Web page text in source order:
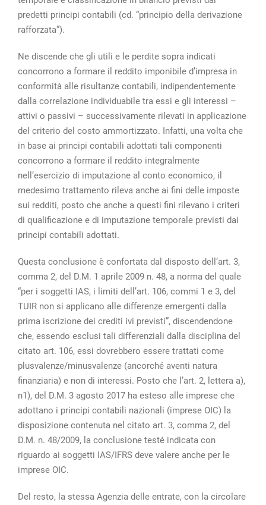
predetti principi contabili (cd. “principio della derivazione
rafforzata”).
Ne discende che gli utili e le perdite sopra indicati
concorrono a formare il reddito imponibile d’impresa in
conformità alle risultanze contabili, indipendentemente
dalla correlazione individuabile tra essi e gli interessi –
attivi o passivi – successivamente rilevati in applicazione
del criterio del costo ammortizzato. Infatti, una volta che
in base ai principi contabili adottati tali componenti
concorrono a formare il reddito integralmente
nell’esercizio di imputazione al conto economico, il
medesimo trattamento rileva anche ai fini delle imposte
sui redditi, posto che anche a questi fini rilevano i criteri
di qualificazione e di imputazione temporale previsti dai
principi contabili adottati.
Questa conclusione è confortata dal disposto dell’art. 3,
comma 2, del D.M. 1 aprile 2009 n. 48, a norma del quale
“per i soggetti IAS, i limiti dell’art. 106, commi 1 e 3, del
TUIR non si applicano alle differenze emergenti dalla
prima iscrizione dei crediti ivi previsti”, discendendone
che, essendo esclusi tali differenziali dalla disciplina del
citato art. 106, essi dovrebbero essere trattati come
plusvalenze/minusvalenze (ancorché aventi natura
finanziaria) e non di interessi. Posto che l’art. 2, lettera a),
n1), del D.M. 3 agosto 2017 ha esteso alle imprese che
adottano i principi contabili nazionali (imprese OIC) la
disposizione contenuta nel citato art. 3, comma 2, del
D.M. n. 48/2009, la conclusione testé indicata con
riguardo ai soggetti IAS/IFRS deve valere anche per le
imprese OIC.
Del resto, la stessa Agenzia delle entrate, con la circolare